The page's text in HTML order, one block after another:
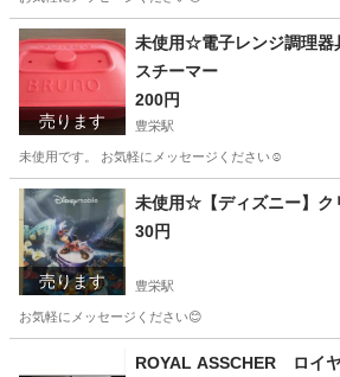
新潟 新潟市 豊栄駅 家庭用品 タオル
売ります
未使用☆電子レンジ調理器
スチーマー
200円
豊栄駅
未使用です。 お気軽にメッセージください☺️
新潟 新潟市 豊栄駅 調理器具 スチー
売ります
未使用☆【ディズニー】
30円
豊栄駅
お気軽にメッセージください😊
クリアファ
ROYAL ASSCHER ロイ